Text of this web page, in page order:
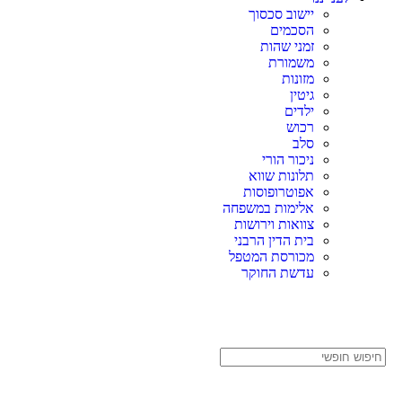
יישוב סכסוך
הסכמים
זמני שהות
משמורת
מזונות
גיטין
ילדים
רכוש
סלב
ניכור הורי
תלונות שווא
אפוטרופוסות
אלימות במשפחה
צוואות וירושות
בית הדין הרבני
מכורסת המטפל
עדשת החוקר